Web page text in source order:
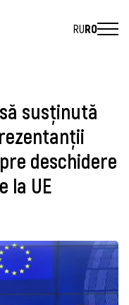
RURO
susținută
deschidere
la UE